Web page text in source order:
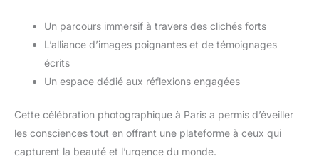
Un parcours immersif à travers des clichés forts
L’alliance d’images poignantes et de témoignages
écrits
Un espace dédié aux réflexions engagées
Cette célébration photographique à Paris a permis d’éveiller
les consciences tout en offrant une plateforme à ceux qui
capturent la beauté et l’urgence du monde.